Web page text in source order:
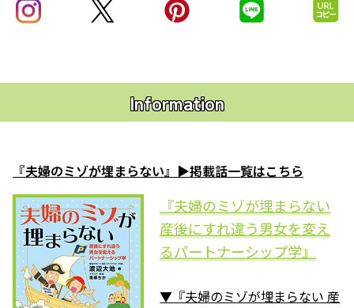
Information
『夫婦のミゾが埋まらない』▶掲載話一覧はこちら
『夫婦のミゾが埋まらない
産後にすれ違う男女を変え
るパートナーシップ学』
▼『夫婦のミゾが埋まらない 産